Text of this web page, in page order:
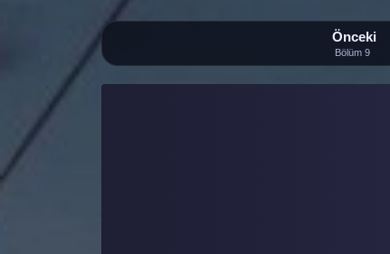
Önceki
Bölüm 9